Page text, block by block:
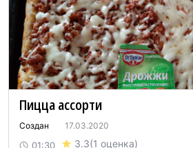
Пицца ассорти
Создан 17.03.2020
01:30 3.3(1 оценка)